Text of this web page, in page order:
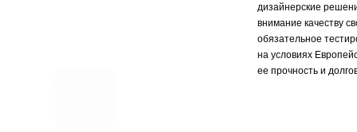
дизайнерские
внимание качеству
обязательное
на условиях
ее прочность и